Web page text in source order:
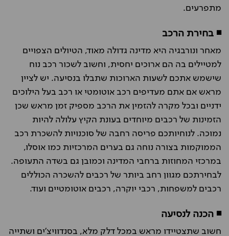
מתפרעים.
◾ בחירת הרכב
מאחר ונורבגיה היא מדינה גדולה מאוד, הטיולים הצפויים
למטיילים בה הם ארוכים יחסית, וחשוב לשכור רכב נוח
שישמש אתכם לשעות הארוכות שתבלו בנסיעה. יש לציין
מראש אם אתם מעדיפים רכב אוטומטי או רכב בעל הילוכים
ידניים ובכל מקרה להזמין את הרכב מספיק זמן מראש שכן
הזמינות של רכבים מיוחדים בעונת הקיץ עלולה להיות
נמוכה. לנוחיותכם פריסה רחבה של סוכנויות להשכרת רכב
הממוקמות בצורה נוחה גם בערים המרכזיות כמו אוסלו,
במרכזי המחוזות ברחבי המדינה וכמובן גם בשדה התעופה.
לבחירתכם מגוון רחב ביותר של רכבים להשכרה הכוללים
רכבים למשפחות, רכבי יוקרה, רכבים אוטומטיים ועוד.
◾ הכנה לנסיעה
חשוב שתצטיידו מראש במכל דלק מלא, בסנדוויצ'ים ושתייה